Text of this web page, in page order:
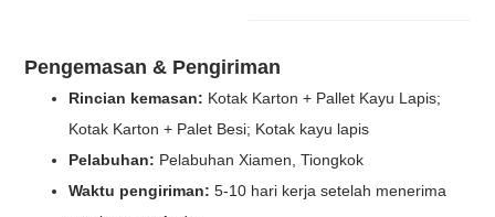
Pengemasan & Pengiriman
Rincian kemasan: Kotak Karton + Pallet Kayu Lapis;
Kotak Karton + Palet Besi; Kotak kayu lapis
Pelabuhan: Pelabuhan Xiamen, Tiongkok
Waktu pengiriman:5-10 hari kerja setelah menerima